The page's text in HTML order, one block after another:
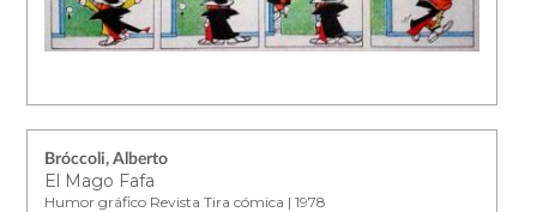
Bróccoli, Alberto
El Mago Fafa
Humor gráfico Revista Tira cómica | 1978